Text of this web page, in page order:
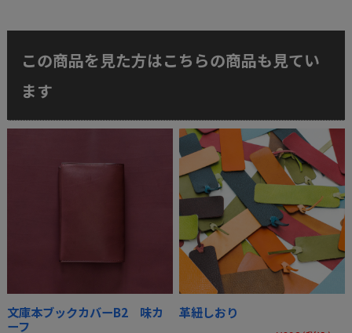
この商品を見た方はこちらの商品も見てい
ます
文庫本ブックカバーB2 味カ
ーフ
革紐しおり